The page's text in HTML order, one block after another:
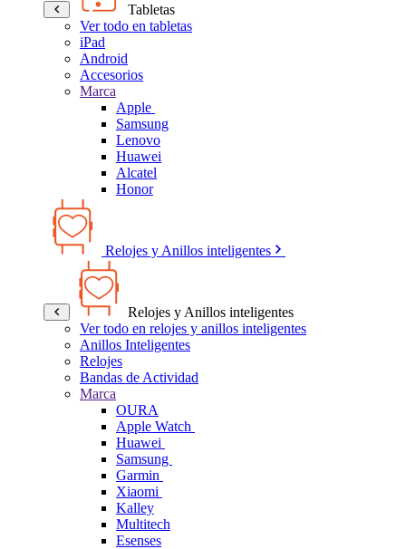
Tabletas
Ver todo en tabletas
iPad
Android
Accesorios
Marca
Apple
Samsung
Lenovo
Huawei
Alcatel
Honor
Relojes y Anillos inteligentes
Relojes y Anillos inteligentes
Ver todo en relojes y anillos inteligentes
Anillos Inteligentes
Relojes
Bandas de Actividad
Marca
OURA
Apple Watch
Huawei
Samsung
Garmin
Xiaomi
Kalley
Multitech
Esenses